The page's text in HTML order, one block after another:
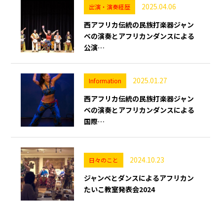
出演・演奏経歴
2025.04.06
西アフリカ伝統の民族打楽器ジャン
ベの演奏とアフリカンダンスによる
公演…
Information
2025.01.27
西アフリカ伝統の民族打楽器ジャン
ベの演奏とアフリカンダンスによる
国際…
日々のこと
2024.10.23
ジャンベとダンスによるアフリカン
たいこ教室発表会2024